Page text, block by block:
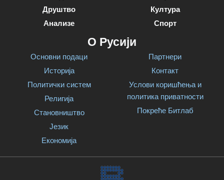
Друштво
Анализе
Култура
Спорт
О Русији
Основни подаци
Историја
Политички систем
Религија
Становништво
Језик
Економија
Партнери
Контакт
Услови коришћења и
политика приватности
Покреће Битлаб